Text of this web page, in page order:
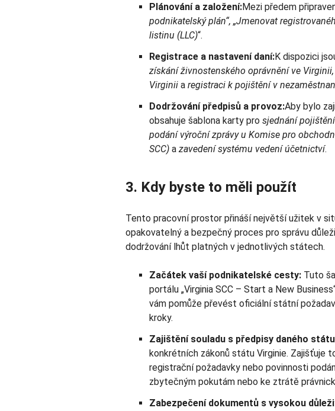
Plánování a založení:Mezi předem
podnikatelský plán“, „Jmenovat
listinu (LLC)“.
Registrace a nastavení daní:K dispozici
získání živnostenského oprávnění ve
Virginii a registraci k pojištění v
Dodržování předpisů a provoz:Aby bylo
obsahuje šablona karty pro sjednání
podání výroční zprávy u Komise pro
SCC) a zavedení systému vedení účetnictví.
3. Kdy byste to měli použít
Tento pracovní prostor přináší největší užitek v
opakovatelný a bezpečný proces pro správu
dodržování lhůt platných v jednotlivých státech.
Začátek vaší podnikatelské cesty: Tuto
portálu „Virginia SCC – Start a New
vám pomůže převést oficiální státní
kroky.
Zajištění souladu s předpisy daného
konkrétních zákonů státu Virginie. Zajišťuje
registrační požadavky nebo povinnosti
zbytečným pokutám nebo ke ztrátě
Zabezpečení dokumentů s vysokou